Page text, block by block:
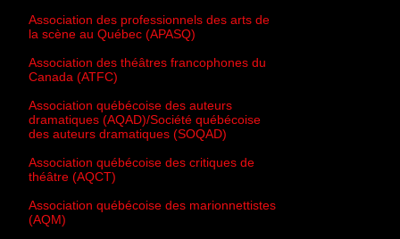
Association des professionnels des arts de
la scène au Québec (APASQ)
Association des théâtres francophones du
Canada (ATFC)
Association québécoise des auteurs
dramatiques (AQAD)/Société québécoise
des auteurs dramatiques (SOQAD)
Association québécoise des critiques de
théâtre (AQCT)
Association québécoise des marionnettistes
(AQM)